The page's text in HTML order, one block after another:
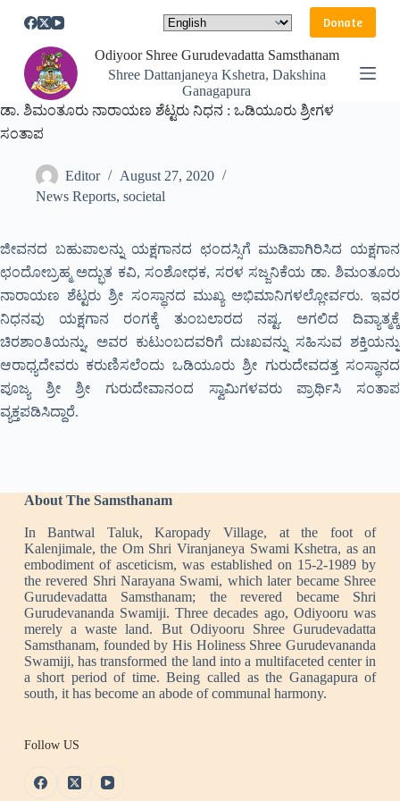
S
p
c
o
Donate
Odiyoor Shree Gurudevadatta Samsthanam
Shree Dattanjaneya Kshetra, Dakshina
Ganagapura
ಡಾ. ಶಿಮಂತೂರು ನಾರಾಯಣ ಶೆಟ್ಟರು ನಿಧನ : ಒಡಿಯೂರು ಶ್ರೀಗಳ
ಸಂತಾಪ
Editor
August 27, 2020
News Reports, societal
ಜೀವನದ ಬಹುಪಾಲನ್ನು ಯಕ್ಷಗಾನದ ಛಂದಸ್ಸಿಗೆ ಮುಡಿಪಾಗಿರಿಸಿದ ಯಕ್ಷಗಾನ
ಛಂದೋಬ್ರಹ್ಮ ಅದ್ಭುತ ಕವಿ, ಸಂಶೋಧಕ, ಸರಳ ಸಜ್ಜನಿಕೆಯ ಡಾ. ಶಿಮಂತೂರು
ನಾರಾಯಣ ಶೆಟ್ಟರು ಶ್ರೀ ಸಂಸ್ಥಾನದ ಮುಖ್ಯ ಅಭಿಮಾನಿಗಳಲ್ಲೋರ್ವರು. ಇವರ
ನಿಧನವು ಯಕ್ಷಗಾನ ರಂಗಕ್ಕೆ ತುಂಬಲಾರದ ನಷ್ಟ. ಅಗಲಿದ ದಿವ್ಯಾತ್ಮಕ್ಕೆ
ಚಿರಶಾಂತಿಯನ್ನು, ಅವರ ಕುಟುಂಬದವರಿಗೆ ದುಃಖವನ್ನು ಸಹಿಸುವ ಶಕ್ತಿಯನ್ನು
ಆರಾಧ್ಯದೇವರು ಕರುಣಿಸಲೆಂದು ಒಡಿಯೂರು ಶ್ರೀ ಗುರುದೇವದತ್ತ ಸಂಸ್ಥಾನದ
ಪೂಜ್ಯ ಶ್ರೀ ಶ್ರೀ ಗುರುದೇವಾನಂದ ಸ್ವಾಮಿಗಳವರು ಪ್ರಾರ್ಥಿಸಿ ಸಂತಾಪ
ವ್ಯಕ್ತಪಡಿಸಿದ್ದಾರೆ.
About The Samsthanam
In Bantwal Taluk, Karopady Village, at the foot of
Kalenjimale, the Om Shri Viranjaneya Swami Kshetra, as an
embodiment of asceticism, was established on 15-2-1989 by
the revered Shri Narayana Swami, which later became Shree
Gurudevadatta Samsthanam; the revered became Shri
Gurudevananda Swamiji. Three decades ago, Odiyooru was
merely a waste land. But Odiyooru Shree Gurudevadatta
Samsthanam, founded by His Holiness Shree Gurudevananda
Swamiji, has transformed the land into a multifaceted center in
a short period of time. Being called as the Ganagapura of
south, it has become an abode of communal harmony.
Follow US